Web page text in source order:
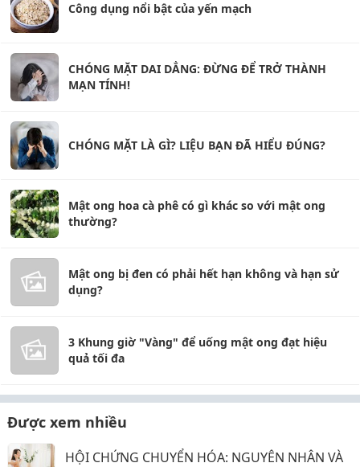
Công dụng nổi bật của yến mạch
CHÓNG MẶT DAI DẲNG: ĐỪNG ĐỂ TRỞ THÀNH
MẠN TÍNH!
CHÓNG MẶT LÀ GÌ? LIỆU BẠN ĐÃ HIỂU ĐÚNG?
Mật ong hoa cà phê có gì khác so với mật ong
thường?
Mật ong bị đen có phải hết hạn không và hạn sử
dụng?
3 Khung giờ "Vàng" để uống mật ong đạt hiệu
quả tối đa
Được xem nhiều
HỘI CHỨNG CHUYỂN HÓA: NGUYÊN NHÂN VÀ